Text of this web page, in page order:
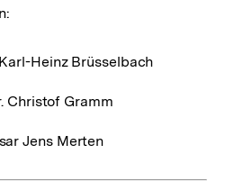
Heinz Brüsselbach
Christof Gramm
Jens Merten